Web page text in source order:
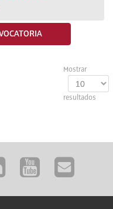
Mostrar
resultados